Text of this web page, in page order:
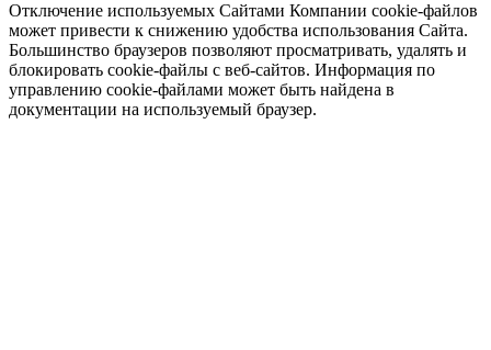
Отключение используемых Сайтами Компании cookie-файлов
может привести к снижению удобства использования Сайта.
Большинство браузеров позволяют просматривать, удалять и
блокировать cookie-файлы c веб-сайтов. Информация по
управлению cookie-файлами может быть найдена в
документации на используемый браузер.